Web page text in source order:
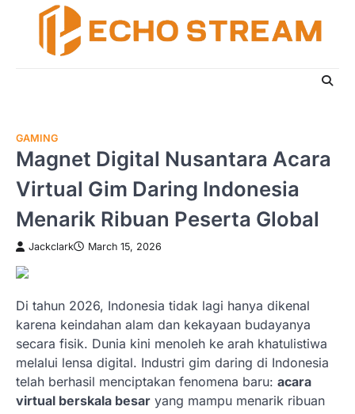
content
GAMING
Magnet Digital Nusantara Acara
Virtual Gim Daring Indonesia
Menarik Ribuan Peserta Global
Jackclark March 15, 2026
Di tahun 2026, Indonesia tidak lagi hanya dikenal
karena keindahan alam dan kekayaan budayanya
secara fisik. Dunia kini menoleh ke arah khatulistiwa
melalui lensa digital. Industri gim daring di Indonesia
telah berhasil menciptakan fenomena baru: acara
virtual berskala besar yang mampu menarik ribuan